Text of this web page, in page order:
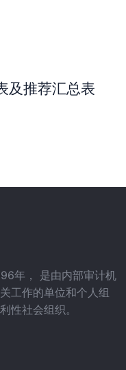
及推荐汇总表
年， 是由内部审计机
工作的单位和个人组
性社会组织。